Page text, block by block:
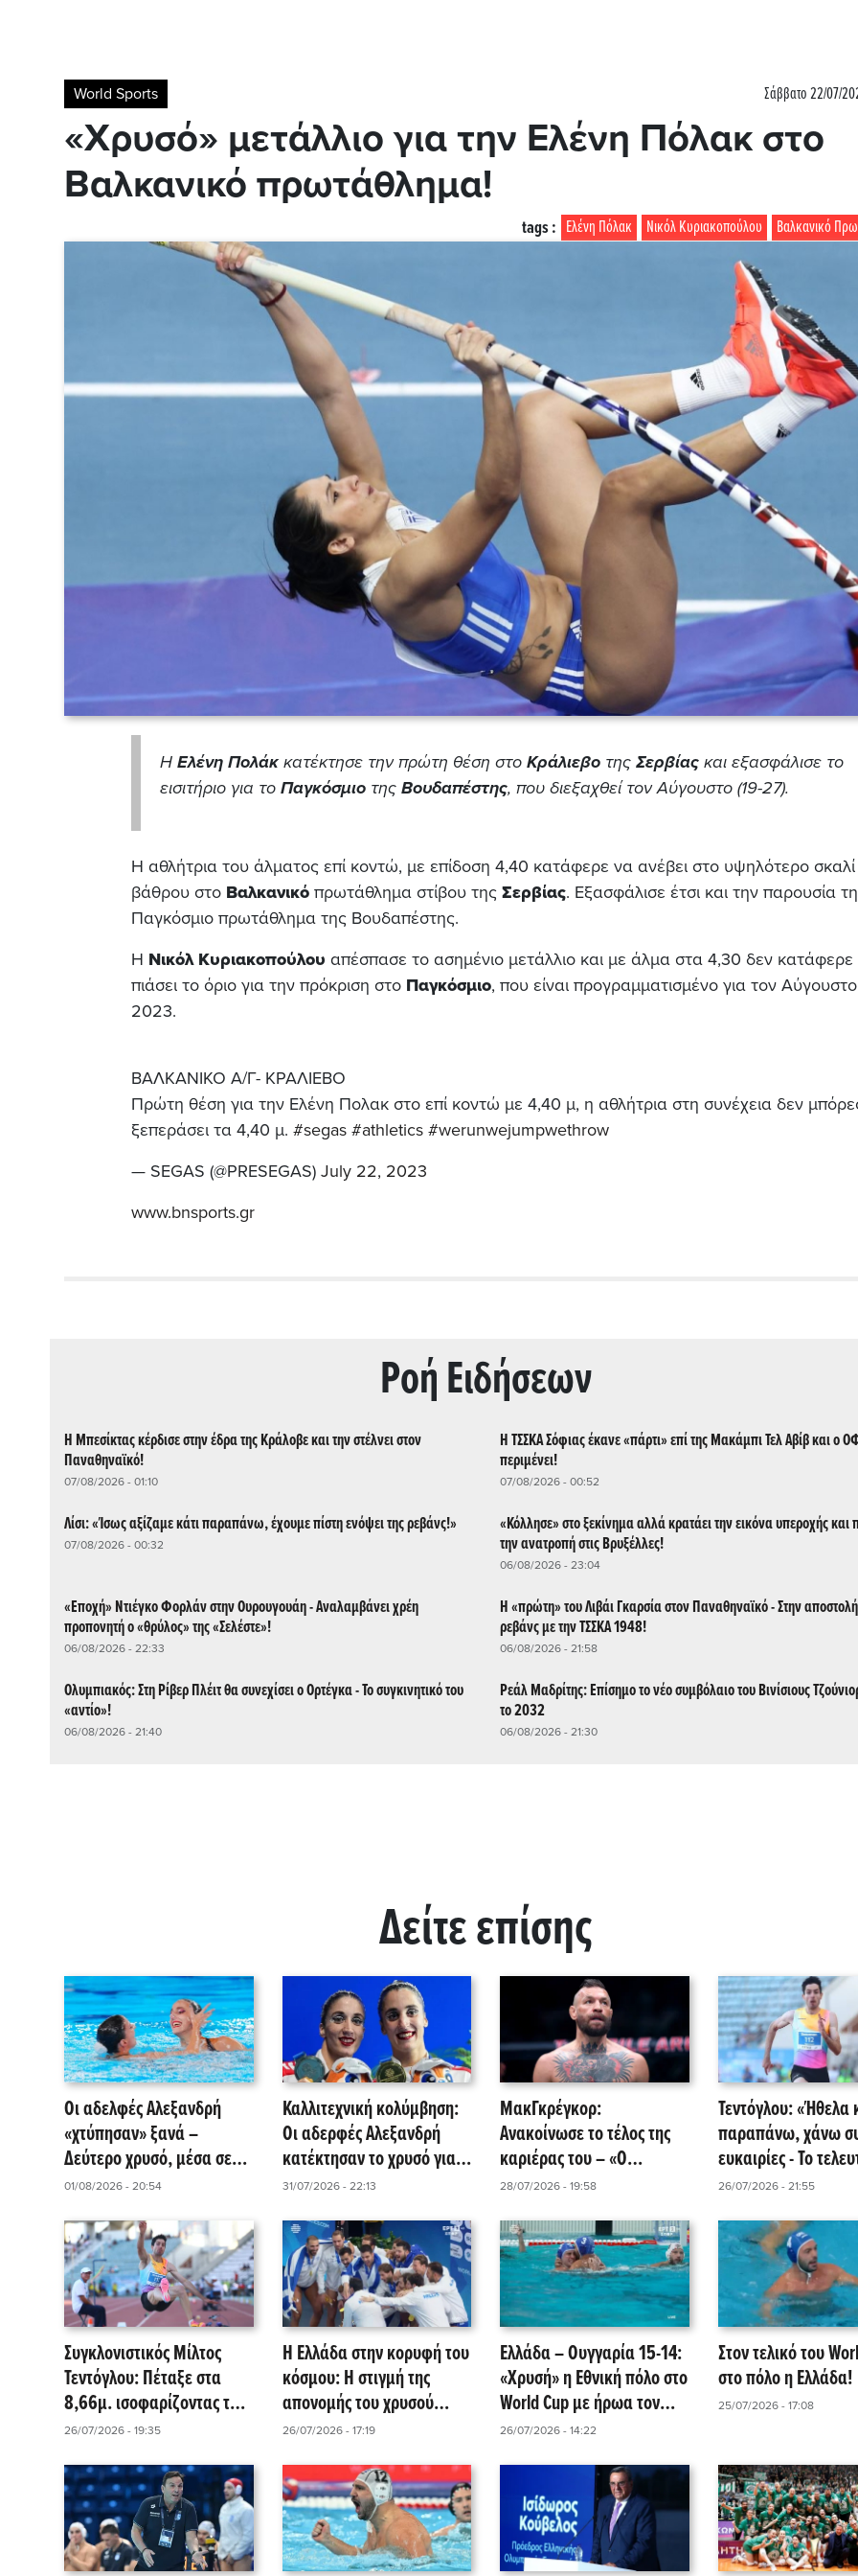
World Sports Σάββατο 22/07/
«Χρυσό» μετάλλιο για την Ελένη Πόλακ στο
Βαλκανικό πρωτάθλημα!
Βαλκανικό
Νικόλ Κυριακοπούλου
Ελένη Πόλακ
tags :
Η Ελένη Πολάκ κατέκτησε την πρώτη θέση στο Κράλιεβο της Σερβίας και εξασφάλισε το
εισιτήριο για το Παγκόσμιο της Βουδαπέστης, που διεξαχθεί τον Αύγουστο (19-27).
Η αθλήτρια του άλματος επί κοντώ, με επίδοση 4,40 κατάφερε να ανέβει στο υψηλότερο
βάθρου στο Βαλκανικό πρωτάθλημα στίβου της Σερβίας. Εξασφάλισε έτσι και την παρουσία
Παγκόσμιο πρωτάθλημα της Βουδαπέστης.
Η Νικόλ Κυριακοπούλου απέσπασε το ασημένιο μετάλλιο και με άλμα στα 4,30 δεν
πιάσει το όριο για την πρόκριση στο Παγκόσμιο, που είναι προγραμματισμένο για τον
2023.
ΒΑΛΚΑΝΙΚΟ Α/Γ- ΚΡΑΛΙΕΒΟ
Πρώτη θέση για την Ελένη Πολακ στο επί κοντώ με 4,40 μ, η αθλήτρια στη συνέχεια δεν
ξεπεράσει τα 4,40 μ. #segas #athletics #werunwejumpwethrow
— SEGAS (@PRESEGAS) July 22, 2023
www.bnsports.gr
Ρoή Ειδήσεων
Η Μπεσίκτας κέρδισε στην έδρα της Κράλοβε και την στέλνει στον
Παναθηναϊκό!
07/08/2026 - 01:10
Η ΤΣΣΚΑ Σόφιας έκανε «πάρτι» επί της Μακάμπι Τελ Αβίβ και ο
περιμένει!
07/08/2026 - 00:52
Λίσι: «Ίσως αξίζαμε κάτι παραπάνω, έχουμε πίστη ενόψει της ρεβάνς!»
07/08/2026 - 00:32
«Κόλλησε» στο ξεκίνημα αλλά κρατάει την εικόνα υπεροχής και
την ανατροπή στις Βρυξέλλες!
06/08/2026 - 23:04
«Εποχή» Ντιέγκο Φορλάν στην Ουρουγουάη - Αναλαμβάνει χρέη
προπονητή ο «θρύλος» της «Σελέστε»!
06/08/2026 - 22:33
Η «πρώτη» του Λιβάι Γκαρσία στον Παναθηναϊκό - Στην
ρεβάνς με την ΤΣΣΚΑ 1948!
06/08/2026 - 21:58
Ολυμπιακός: Στη Ρίβερ Πλέιτ θα συνεχίσει ο Ορτέγκα - Το συγκινητικό του
«αντίο»!
06/08/2026 - 21:40
Ρεάλ Μαδρίτης: Επίσημο το νέο συμβόλαιο του Βινίσιους
το 2032
06/08/2026 - 21:30
Δείτε επίσης
Οι αδελφές Αλεξανδρή
«χτύπησαν» ξανά –
Δεύτερο χρυσό, μέσα σε
ένα 24ωρο, για την
01/08/2026 - 20:54
Καλλιτεχνική κολύμβηση:
Οι αδερφές Αλεξανδρή
κατέκτησαν το χρυσό για
την Ελλάδα στο ευρωπαϊκό
Παρισιού!
31/07/2026 - 22:13
ΜακΓκρέγκορ:
Ανακοίνωσε το τέλος της
καριέρας του – «Ο
επόμενος αγώνας θα είναι
28/07/2026 - 19:58
Τεντόγλου: «Ήθελα
παραπάνω, χάνω
ευκαιρίες - Το
άλμα ήταν
26/07/2026 - 21:55
Συγκλονιστικός Μίλτος
Τεντόγλου: Πέταξε στα
8,66μ. ισοφαρίζοντας το
πανελλήνιο ρεκόρ!
26/07/2026 - 19:35
Η Ελλάδα στην κορυφή του
κόσμου: Η στιγμή της
απονομής του χρυσού
μεταλλίου στους διεθνείς!
26/07/2026 - 17:19
Ελλάδα – Ουγγαρία 15-14:
«Χρυσή» η Εθνική πόλο στο
World Cup με ήρωα τον
Αργυρόπουλο (video)
26/07/2026 - 14:22
Στον τελικό του
στο πόλο η Ελλάδα!
25/07/2026 - 17:08